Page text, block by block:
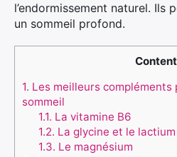
l’endormissement naturel. Ils
un sommeil profond.
1. Les meilleurs
sommeil
1.1. La vitamine B6
1.2. La glycine et le lactium
1.3. Le magnésium